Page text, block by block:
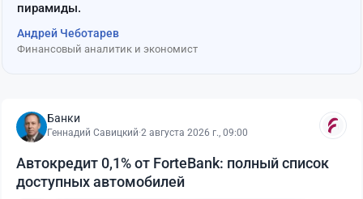
пирамиды.
Андрей Чеботарев
Финансовый аналитик и экономист
Банки
Геннадий Савицкий·2 августа 2026 г., 09:00
Автокредит 0,1% от ForteBank: полный список
доступных автомобилей